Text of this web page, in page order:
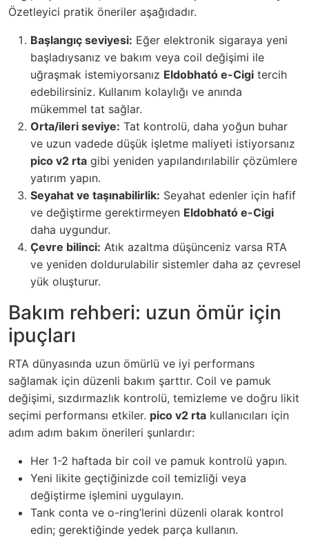
Özetleyici pratik öneriler aşağıdadır.
Başlangıç seviyesi: Eğer elektronik sigaraya yeni
başladıysanız ve bakım veya coil değişimi ile
uğraşmak istemiyorsanız Eldobható e-Cigi tercih
edebilirsiniz. Kullanım kolaylığı ve anında
mükemmel tat sağlar.
Orta/ileri seviye: Tat kontrolü, daha yoğun buhar
ve uzun vadede düşük işletme maliyeti istiyorsanız
pico v2 rta gibi yeniden yapılandırılabilir çözümlere
yatırım yapın.
Seyahat ve taşınabilirlik: Seyahat edenler için hafif
ve değiştirme gerektirmeyen Eldobható e-Cigi
daha uygundur.
Çevre bilinci: Atık azaltma düşünceniz varsa RTA
ve yeniden doldurulabilir sistemler daha az çevresel
yük oluşturur.
Bakım rehberi: uzun ömür için
ipuçları
RTA dünyasında uzun ömürlü ve iyi performans
sağlamak için düzenli bakım şarttır. Coil ve pamuk
değişimi, sızdırmazlık kontrolü, temizleme ve doğru likit
seçimi performansı etkiler. pico v2 rta kullanıcıları için
adım adım bakım önerileri şunlardır:
Her 1-2 haftada bir coil ve pamuk kontrolü yapın.
Yeni likite geçtiğinizde coil temizliği veya
değiştirme işlemini uygulayın.
Tank conta ve o-ring’lerini düzenli olarak kontrol
edin; gerektiğinde yedek parça kullanın.